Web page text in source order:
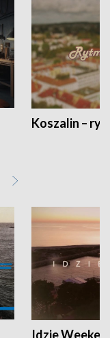
Koszalin –
Idzie